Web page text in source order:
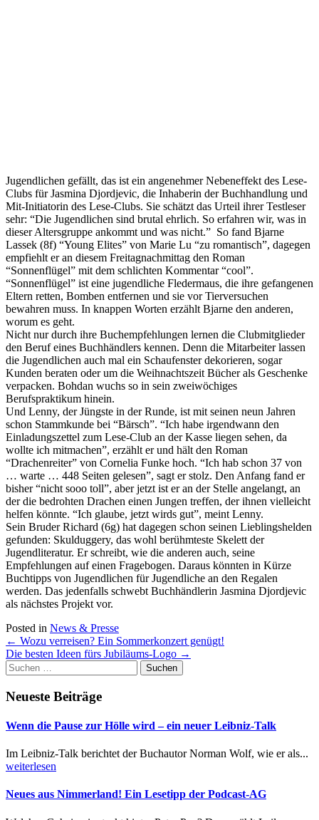
Jugendlichen gefällt, das ist ein angenehmer Nebeneffekt des Lese-
Clubs für Jasmina Djordjevic, die Inhaberin der Buchhandlung und
Mit-Initiatorin des Lese-Clubs. Sie schätzt das Urteil ihrer Testleser
sehr: “Die Jugendlichen sind brutal ehrlich. So erfahren wir, was in
dieser Altersgruppe ankommt und was nicht.” So fand Bjarne
Lassek (8f) “Young Elites” von Marie Lu “zu romantisch”, dagegen
empfiehlt er an diesem Freitagnachmittag den Roman
“Sonnenflügel” mit dem schlichten Kommentar “cool”.
“Sonnenflügel” ist eine jugendliche Fledermaus, die ihre gefangenen
Eltern retten, Bomben entfernen und sie vor Tierversuchen
bewahren muss. In knappen Worten erzählt Bjarne den anderen,
worum es geht.
Nicht nur durch ihre Buchempfehlungen lernen die Clubmitglieder
den Beruf eines Buchhändlers kennen. Denn die Mitarbeiter lassen
die Jugendlichen auch mal ein Schaufenster dekorieren, sogar
Kunden beraten oder um die Weihnachtszeit Bücher als Geschenke
verpacken. Bohdan wuchs so in sein zweiwöchiges
Berufspraktikum hinein.
Und Lenny, der Jüngste in der Runde, ist mit seinen neun Jahren
schon Stammkunde bei “Bärsch”. “Ich habe irgendwann den
Einladungszettel zum Lese-Club an der Kasse liegen sehen, da
wollte ich mitmachen”, erzählt er und hält den Roman
“Drachenreiter” von Cornelia Funke hoch. “Ich hab schon 37 von
… warte … 448 Seiten gelesen”, sagt er stolz. Den Anfang fand er
bisher “nicht sooo toll”, aber jetzt ist er an der Stelle angelangt, an
der die bedrohten Drachen einen Jungen treffen, der ihnen vielleicht
helfen könnte. “Ich glaube, jetzt wirds gut”, meint Lenny.
Sein Bruder Richard (6g) hat dagegen schon seinen Lieblingshelden
gefunden: Skulduggery, das wohl berühmteste Skelett der
Jugendliteratur. Er schreibt, wie die anderen auch, seine
Empfehlungen auf einen Fragebogen. Daraus könnten in Kürze
Buchtipps von Jugendlichen für Jugendliche an den Regalen
werden. Das jedenfalls schwebt Buchhändlerin Jasmina Djordjevic
als nächstes Projekt vor.
Posted in News & Presse
Post
navigation
← Wozu verreisen? Ein Sommerkonzert genügt!
Die besten Ideen fürs Jubiläums-Logo →
Suchen
nach:
Neueste Beiträge
Wenn die Pause zur Hölle wird – ein neuer Leibniz-Talk
Im Leibniz-Talk berichtet der Buchautor Norman Wolf, wie er als...
weiterlesen
Neues aus Nimmerland! Ein Lesetipp der Podcast-AG